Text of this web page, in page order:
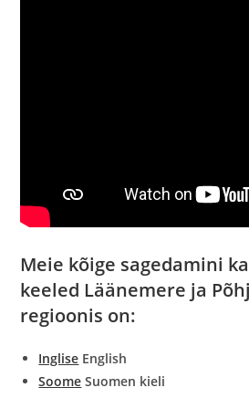
​Meie kõige sagedamini
keeled Läänemere ja
regioonis on:
Inglise English
Soome Suomen kieli